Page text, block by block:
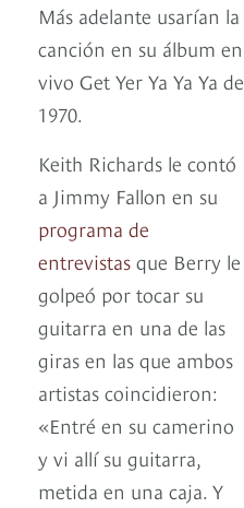
Más adelante usarían la
canción en su álbum en
vivo Get Yer Ya Ya Ya de
1970.
Keith Richards le contó
a Jimmy Fallon en su
programa de
entrevistas que Berry le
golpeó por tocar su
guitarra en una de las
giras en las que ambos
artistas coincidieron:
«Entré en su camerino
y vi allí su guitarra,
metida en una caja. Y